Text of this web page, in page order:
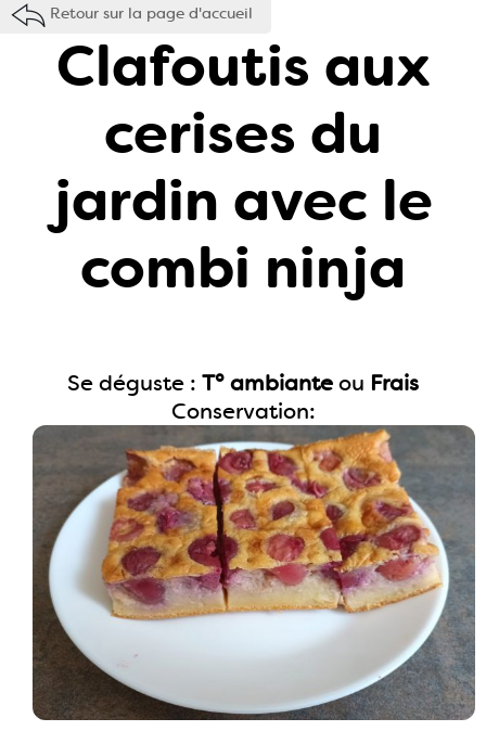
Retour sur la page d'accueil
Clafoutis aux
cerises du
jardin avec le
combi ninja
Se déguste : T° ambianteou Frais
Conservation: